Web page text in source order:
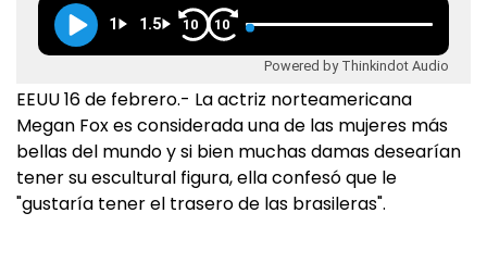
1 1.5 10 10
Powered by Thinkindot Audio
EEUU 16 de febrero.- La actriz norteamericana
Megan Fox es considerada una de las mujeres más
bellas del mundo y si bien muchas damas desearían
tener su escultural figura, ella confesó que le
"gustaría tener el trasero de las brasileras".